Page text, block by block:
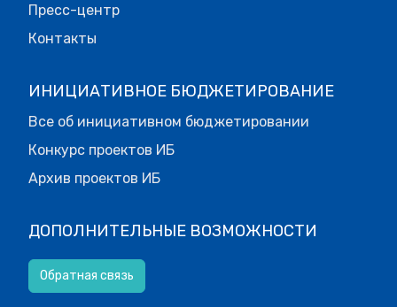
Пресс-центр
Контакты
ИНИЦИАТИВНОЕ БЮДЖЕТИРОВАНИЕ
Все об инициативном бюджетировании
Конкурс проектов ИБ
Архив проектов ИБ
ДОПОЛНИТЕЛЬНЫЕ ВОЗМОЖНОСТИ
Обратная связь